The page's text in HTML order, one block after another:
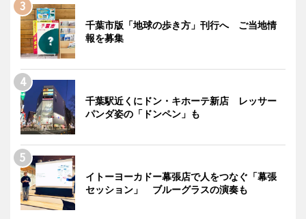
千葉市版「地球の歩き方」刊行へ ご当地情
報を募集
千葉駅近くにドン・キホーテ新店 レッサー
パンダ姿の「ドンペン」も
イトーヨーカドー幕張店で人をつなぐ「幕張
セッション」 ブルーグラスの演奏も